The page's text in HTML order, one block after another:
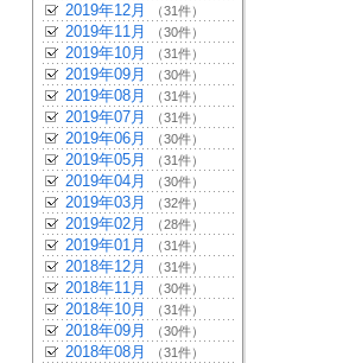
2019年12月 （31件）
2019年11月 （30件）
2019年10月 （31件）
2019年09月 （30件）
2019年08月 （31件）
2019年07月 （31件）
2019年06月 （30件）
2019年05月 （31件）
2019年04月 （30件）
2019年03月 （32件）
2019年02月 （28件）
2019年01月 （31件）
2018年12月 （31件）
2018年11月 （30件）
2018年10月 （31件）
2018年09月 （30件）
2018年08月 （31件）